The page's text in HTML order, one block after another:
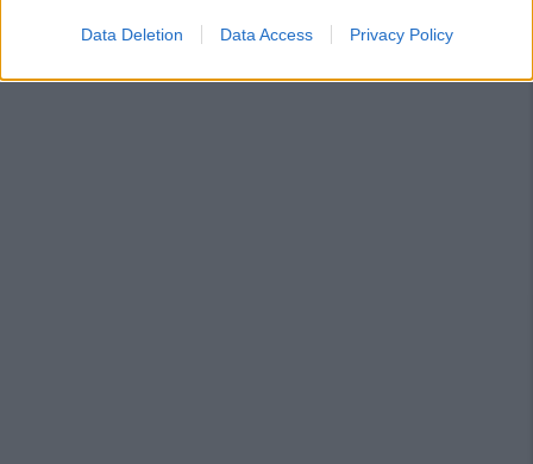
Data Deletion Data Access Privacy Policy